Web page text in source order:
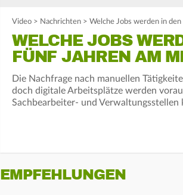
Video > Nachrichten > Welche Jobs werden in
WELCHE JOBS
FÜNF JAHREN AM
Die Nachfrage nach manuellen
doch digitale Arbeitsplätze werden
Sachbearbeiter- und
EMPFEHLUNGEN